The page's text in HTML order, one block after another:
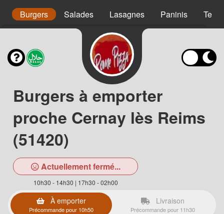
Burgers Salades Lasagnes Paninis Tex
Burgers à emporter
proche Cernay lès Reims
(51420)
Actuellement fermé...
10h30 - 14h30 | 17h30 - 02h00
À emporter
Précommande pour 10h50
Livraison
Précommande pour 11h30